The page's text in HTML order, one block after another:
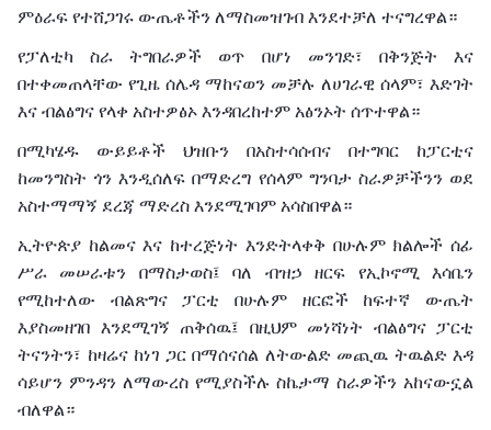
ምዕራፍ የተሸጋገሩ ውጤቶችን ለማስመዝገብ እንደተቻለ ተናግረዋል።
የፓለቲካ ስራ ትግበራዎች ወጥ በሆነ መንገድ፣ በቅንጅት
እና
በተቀመጠላቸው የጊዜ ሰሌዳ ማከናወን መቻሉ ለሀገራዊ ሰላም፣ እድገት
እና ብልፅግና የላቀ አስተዎፅኦ እንዳበረከተም አፅንኦት ሰጥተዋል።
በሚካሄዱ ውይይቶች ህዝቡን በአስተሳሰብና በተግባር
ከፓርቲና
ከመንግስት ጎን እንዲሰለፍ በማድረግ የሰላም ግንባታ ስራዎቻችንን ወደ
አስተማማኝ ደረጃ ማድረስ እንደሚገባም አሳስበዋል።
ኢትዮጵያ ከልመና እና ከተረጅነት እንድትላቀቅ በሁሉም ክልሎች ሰፊ
ሥራ
መሠራቱን በማስታወስ፤ ባለ ብዝኃ ዘርፍ የኢኮኖሚ
እሳቤን
የሚከተለው
ብልጽግና ፓርቲ በሁሉም ዘርፎች ከፍተኛ
ውጤት
እያስመዘገበ እንደሚገኝ ጠቅሰዉ፤ በዚህም መነሻነት ብልፅግና
ፓርቲ
ትናንትን፣ ከዛሬና ከነገ ጋር በማሰናሰል ለትውልድ መጪዉ ትዉልድ እዳ
ሳይሆን ምንዳን ለማውረስ የሚያስችሉ ስኬታማ ስራዎችን አከናውኗል
ብለዋል።